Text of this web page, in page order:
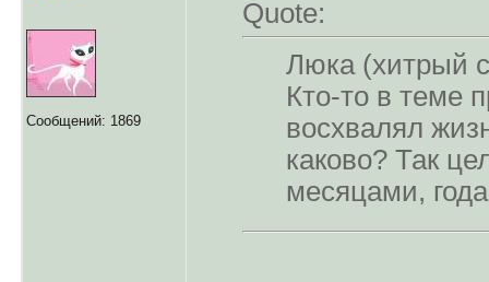
Сообщений: 1869
Quote:
Люка (хитрый
Кто-то в теме
восхвалял
каково? Так
месяцами,